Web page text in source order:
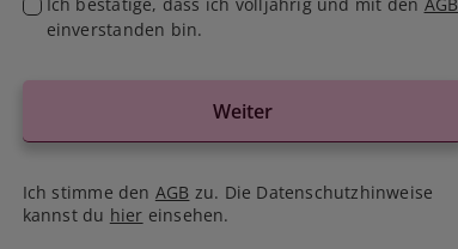
einverstanden bin.
Weiter
Ich stimme den AGB zu. Die Datenschutzhinweise
kannst du hier einsehen.